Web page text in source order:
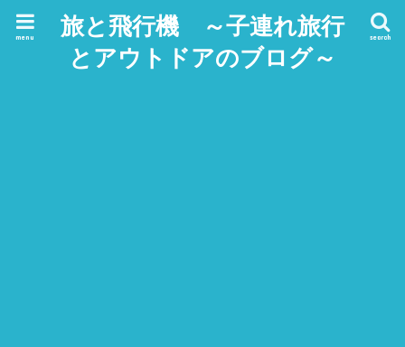
旅と飛行機 ～子連れ旅行
とアウトドアのブログ～
search
menu